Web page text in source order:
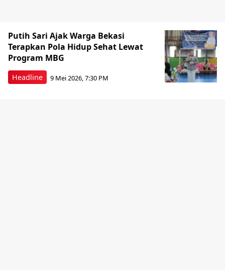
Headline
Putih Sari Ajak Warga Bekasi
Terapkan Pola Hidup Sehat Lewat
Program MBG
9 Mei 2026, 7:30 PM